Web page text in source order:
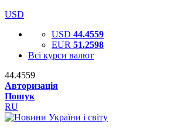
USD
USD 44.4559
EUR 51.2598
Всі курси валют
44.4559
Авторизація
Пошук
RU